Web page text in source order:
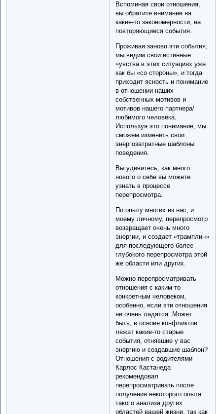
Вспоминая свои отношения,
вы обратите внимание на
какие-то закономерности, на
повторяющиеся события.
Проживая заново эти события,
мы видим свои истинные
чувства в этих ситуациях уже
как бы «со стороны», и тогда
приходит ясность и понимание
в отношении наших
собственных мотивов и
мотивов нашего партнера/
любимого человека.
Используя это понимание, мы
сможем изменить свои
энергозатратные шаблоны
поведения.
Вы удивитесь, как много
нового о себе вы можете
узнать в процессе
перепросмотра.
По опыту многих из нас, и
моему личному, перепросмотр
возвращает очень много
энергии, и создает «трамплин»
для последующего более
глубокого перепросмотра этой
же области или других.
Можно перепросматривать
отношения с каким-то
конкретным человеком,
особенно, если эти отношения
не очень ладятся. Может
быть, в основе конфликтов
лежат какие-то старые
события, отнявшие у вас
энергию и создавшие шаблон?
Отношения с родителями
Карлос Кастанеда
рекомендовал
перепросматривать после
получения некоторого опыта
такого анализа других
областей вашей жизни, так как